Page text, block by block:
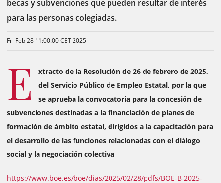
becas y subvenciones que pueden resultar de interés
para las personas colegiadas.
Fri Feb 28 11:00:00 CET 2025
E
xtracto de la Resolución de 26 de febrero de 2025,
del Servicio Público de Empleo Estatal, por la que
se aprueba la convocatoria para la concesión de
subvenciones destinadas a la financiación de planes de
formación de ámbito estatal, dirigidos a la capacitación para
el desarrollo de las funciones relacionadas con el diálogo
social y la negociación colectiva
https://www.boe.es/boe/dias/2025/02/28/pdfs/BOE-B-2025-